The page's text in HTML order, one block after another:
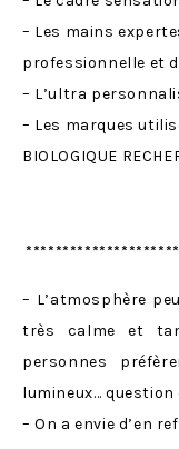
– Les mains
professionnelle et
– L’ultra
– Les marques
BIOLOGIQUE
– L’atmosphère
très calme et
personnes
lumineux… question
– On a envie d’en